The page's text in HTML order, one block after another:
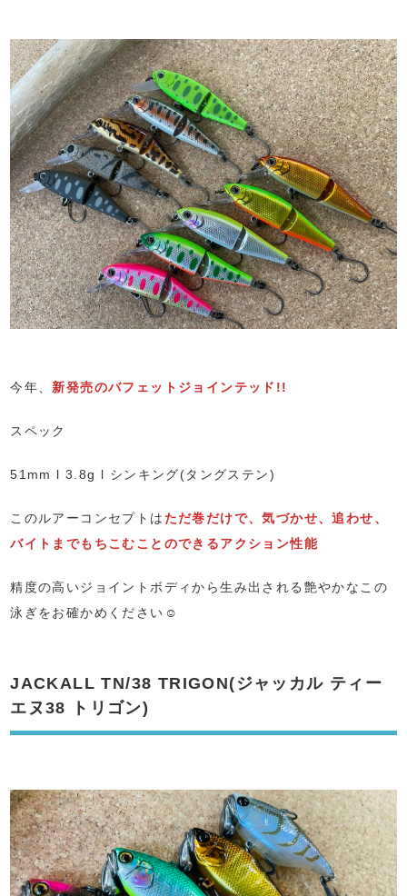
今年、新発売のバフェットジョインテッド!!
スペック
51mm l 3.8g l シンキング(タングステン)
このルアーコンセプトは ただ巻だけで、気づかせ、追わせ、
バイトまでもちこむことのできるアクション性能
精度の高いジョイントボディから生み出される艶やかなこの
泳ぎをお確かめください☺️
JACKALL TN/38 TRIGON(ジャッカル ティー
エヌ38 トリゴン)